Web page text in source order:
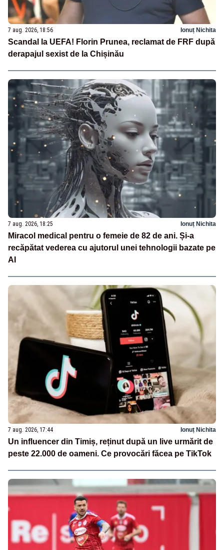
7 aug. 2026, 18:56 Ionuț Nichita
Scandal la UEFA! Florin Prunea, reclamat de FRF după
derapajul sexist de la Chișinău
7 aug. 2026, 18:25 Ionuț Nichita
Miracol medical pentru o femeie de 82 de ani. Și-a
recăpătat vederea cu ajutorul unei tehnologii bazate pe
AI
7 aug. 2026, 17:44 Ionuț Nichita
Un influencer din Timiș, reținut după un live urmărit de
peste 22.000 de oameni. Ce provocări făcea pe TikTok